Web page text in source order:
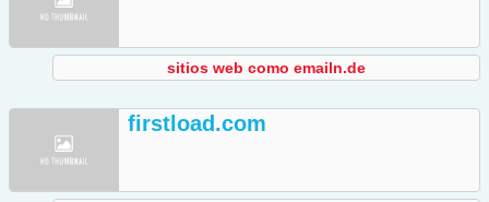
sitios web como emailn.de
firstload.com